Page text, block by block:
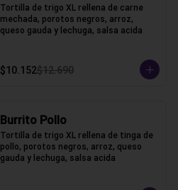
Tortilla de trigo XL rellena de carne
mechada, porotos negros, arroz,
queso gauda y lechuga, salsa acida
$10.152$12.690
Burrito Pollo
Tortilla de trigo XL rellena de tinga de
pollo, porotos negros, arroz, queso
gauda y lechuga, salsa acida